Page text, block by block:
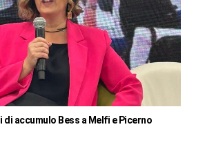
di accumulo Bess a Melfi e Picerno